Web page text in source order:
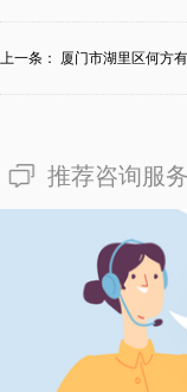
上一条： 厦门市湖里区何方
推荐咨询服务